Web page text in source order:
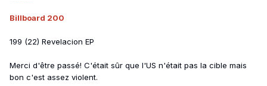
Billboard 200
199 (22) Revelacion EP
Merci d'être passé! C'était sûr que l'US n'était pas la cible mais
bon c'est assez violent.